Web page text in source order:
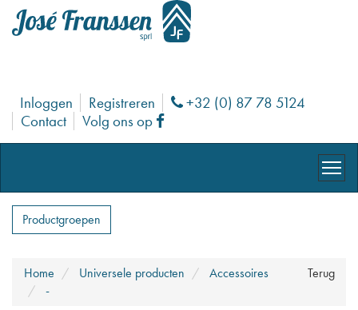
Inloggen Registreren Phone
+32 (0) 87 78 5124
Contact
Volg ons op Facebook
Productgroepen
Terug
Home Universele producten
Accessoires
-